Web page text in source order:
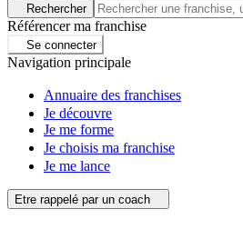
Rechercher
Référencer ma franchise
Se connecter
Navigation principale
Annuaire des franchises
Je découvre
Je me forme
Je choisis ma franchise
Je me lance
Etre rappelé par un coach